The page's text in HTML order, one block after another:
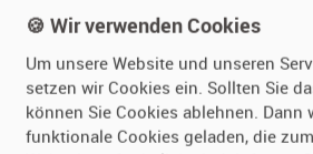
Referenzen
Vermieten
Oldtimer anmelden
Hilfe
🍪 Wir verwenden Cookies
Um unsere Website und unseren
setzen wir Cookies ein. Sollten Sie
können Sie Cookies ablehnen. Dann
funktionale Cookies geladen, die